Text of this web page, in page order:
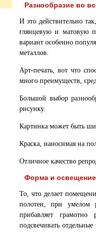
Разнообразие во
И это действительно
глянцевую и матовую
вариант особенно
металлов.
Арт-печать, вот что
много преимуществ,
Большой выбор
рисунку.
Картинка может быть
Краска, наносимая на
Отличное качество
Форма и освещение
То, что делает
полотен, при умелом
прибавляет
подсвечивать